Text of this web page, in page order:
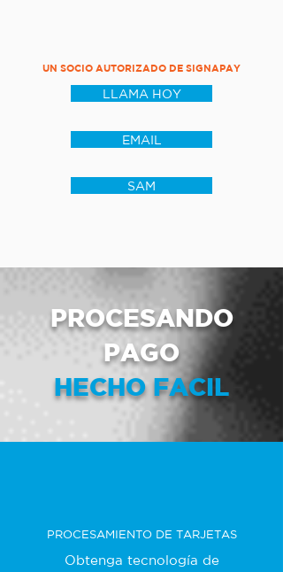
UN SOCIO AUTORIZADO DE SIGNAPAY
LLAMA HOY
EMAIL
SAM
PROCESANDO
PAGO
HECHO FACIL
PROCESAMIENTO DE TARJETAS
Obtenga tecnología de